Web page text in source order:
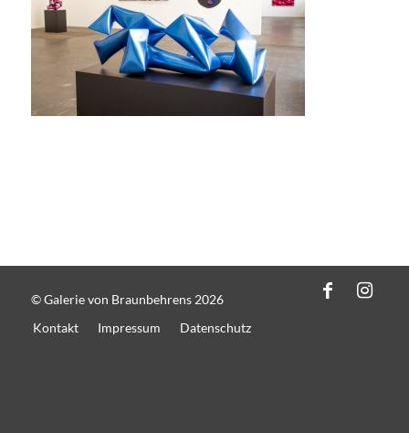
© Galerie von Braunbehrens 2026
Kontakt
Impressum Datenschutz